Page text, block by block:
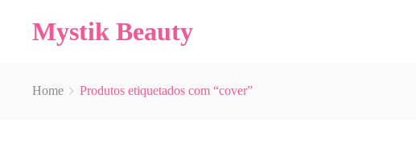
Mystik Beauty
Home Produtos etiquetados com “cover”